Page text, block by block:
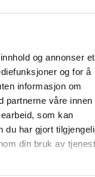
og annonser et
og for å
informasjon om
partnerne våre innen
som kan
du har gjort
din bruk av
til å
nettadressen?
at nettstedet
til